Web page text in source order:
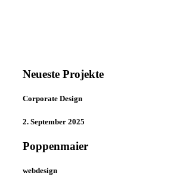
Neueste Projekte
Corporate Design
2. September 2025
Poppenmaier
webdesign